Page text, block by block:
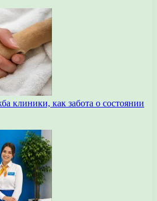
клиники, как забота о состоянии